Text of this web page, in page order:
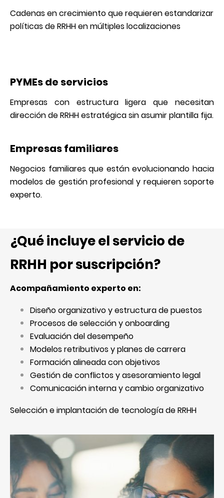
Cadenas en crecimiento que requieren estandarizar
políticas de RRHH en múltiples localizaciones
PYMEs de servicios
Empresas con estructura ligera que necesitan
dirección de RRHH estratégica sin asumir plantilla fija.
Empresas familiares
Negocios familiares que están evolucionando hacia
modelos de gestión profesional y requieren soporte
experto.
¿Qué incluye el servicio de
RRHH por suscripción?
Acompañamiento experto en:
Diseño organizativo y estructura de puestos
Procesos de selección y onboarding
Evaluación del desempeño
Modelos retributivos y planes de carrera
Formación alineada con objetivos
Gestión de conflictos y asesoramiento legal
Comunicación interna y cambio organizativo
Selección e implantación de tecnología de RRHH